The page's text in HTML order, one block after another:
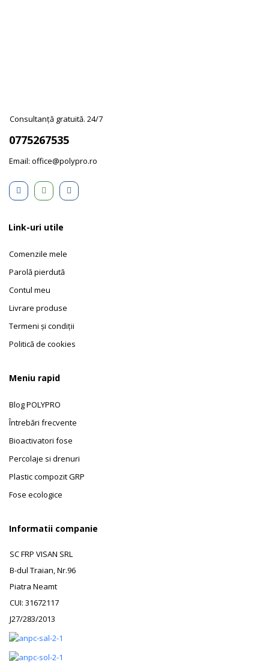
Consultanță gratuită. 24/7
0775267535
Email: office@polypro.ro
Link-uri utile
Comenzile mele
Parolă pierdută
Contul meu
Livrare produse
Termeni și condiții
Politică de cookies
Meniu rapid
Blog POLYPRO
Întrebări frecvente
Bioactivatori fose
Percolaje si drenuri
Plastic compozit GRP
Fose ecologice
Informatii companie
SC FRP VISAN SRL
B-dul Traian, Nr.96
Piatra Neamt
CUI: 31672117
J27/283/2013